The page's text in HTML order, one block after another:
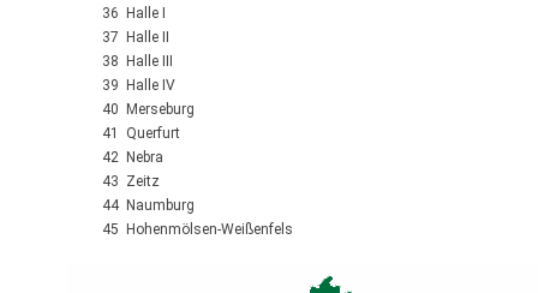
36 Halle I
37 Halle II
38 Halle III
39 Halle IV
40 Merseburg
41 Querfurt
42 Nebra
43 Zeitz
44 Naumburg
45 Hohenmölsen-Weißenfels